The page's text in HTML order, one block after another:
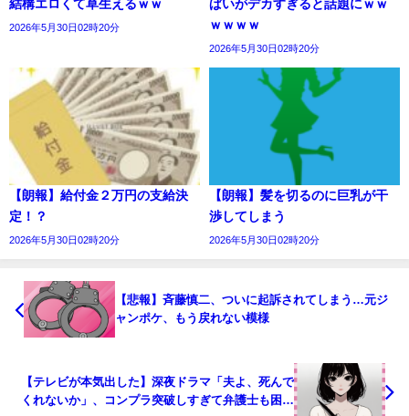
結構エロくて草生えるｗｗ
2026年5月30日02時20分
ぱいがデカすぎると話題にｗｗ
ｗｗｗｗ
2026年5月30日02時20分
【朗報】給付金２万円の支給決
定！？
2026年5月30日02時20分
【朗報】髪を切るのに巨乳が干
渉してしまう
2026年5月30日02時20分
【悲報】斉藤慎二、ついに起訴されてしまう…元ジ
ャンポケ、もう戻れない模様
【テレビが本気出した】深夜ドラマ「夫よ、死んで
くれないか」、コンプラ突破しすぎて弁護士も困惑